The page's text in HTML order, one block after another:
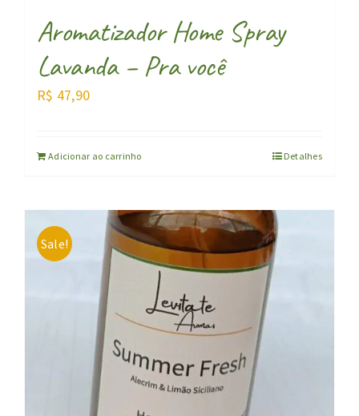
Aromatizador Home Spray
Lavanda – Pra você
R$ 47,90
Adicionar ao carrinho Detalhes
Sale!